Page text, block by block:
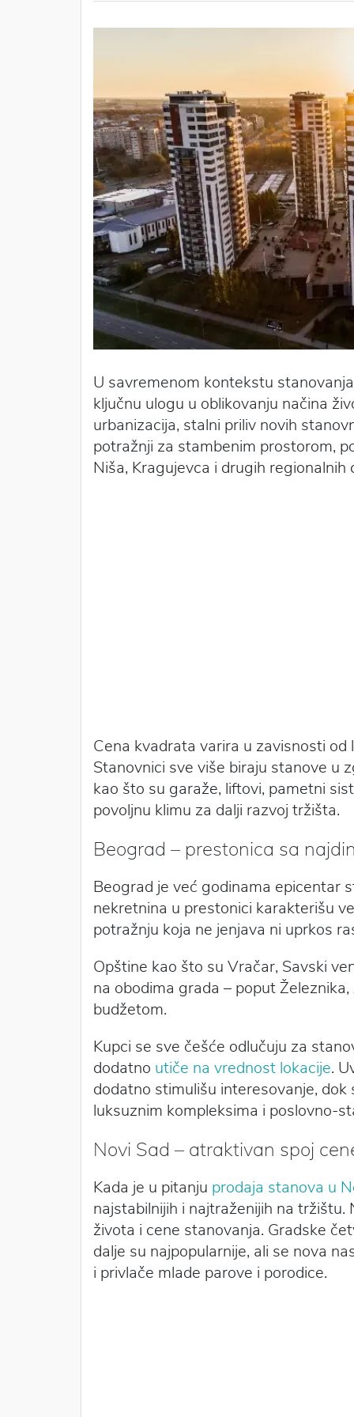
U savremenom kontekstu
ključnu ulogu u oblikovanju načina
urbanizacija, stalni priliv novih
potražnji za stambenim prostorom,
Niša, Kragujevca i drugih regionalnih
Cena kvadrata varira u zavisnosti
Stanovnici sve više biraju stanove u
kao što su garaže, liftovi, pametni
povoljnu klimu za dalji razvoj tržišta.
Beograd – prestonica sa
Beograd je već godinama epicentar
nekretnina u prestonici karakterišu
potražnju koja ne jenjava ni uprkos
Opštine kao što su Vračar, Savski
na obodima grada – poput
budžetom.
Kupci se sve češće odlučuju za
dodatno utiče na vrednost lokacije.
dodatno stimulišu interesovanje,
luksuznim kompleksima i poslovno-
Novi Sad – atraktivan spoj
Kada je u pitanju prodaja stanova u
najstabilnijih i najtraženijih na
života i cene stanovanja. Gradske
dalje su najpopularnije, ali se nova
i privlače mlade parove i porodice.